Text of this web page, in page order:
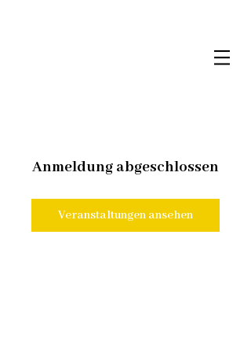
Anmeldung abgeschlossen
Veranstaltungen ansehen